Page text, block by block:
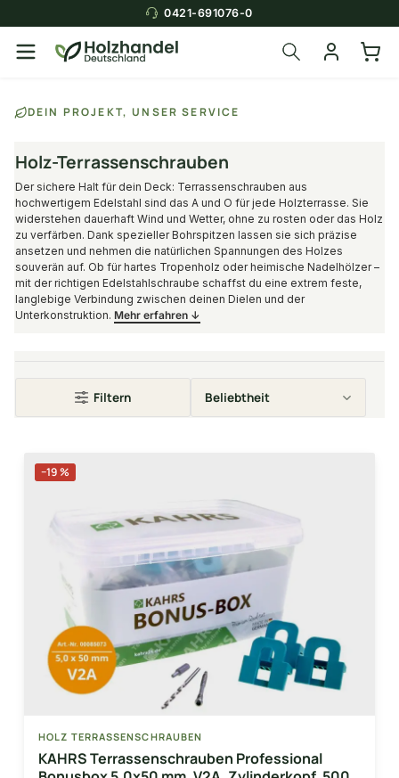
0421-691076-0
Sekunden das
DEIN PROJEKT, UNSER SERVICE
Holz-Terrassenschrauben
Der sichere Halt für dein Deck: Terrassenschrauben aus
hochwertigem Edelstahl sind das A und O für jede Holzterrasse. Sie
widerstehen dauerhaft Wind und Wetter, ohne zu rosten oder das Holz
zu verfärben. Dank spezieller Bohrspitzen lassen sie sich präzise
ansetzen und nehmen die natürlichen Spannungen des Holzes
souverän auf. Ob für hartes Tropenholz oder heimische Nadelhölzer –
mit der richtigen Edelstahlschraube schaffst du eine extrem feste,
langlebige Verbindung zwischen deinen Dielen und der
Unterkonstruktion. Mehr erfahren ↓
Filtern
−19 %
HOLZ TERRASSENSCHRAUBEN
KAHRS Terrassenschrauben Professional